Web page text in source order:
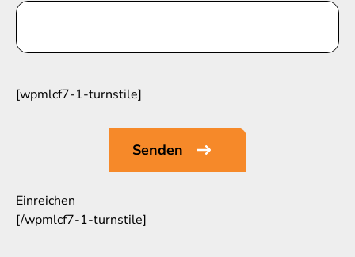
[wpmlcf7-1-turnstile]
Einreichen
[/wpmlcf7-1-turnstile]